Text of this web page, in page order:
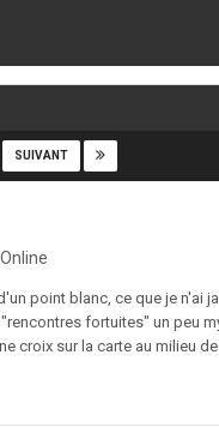
SUIVANT
point blanc, ce que je n'ai
fortuites" un peu
sur la carte au milieu